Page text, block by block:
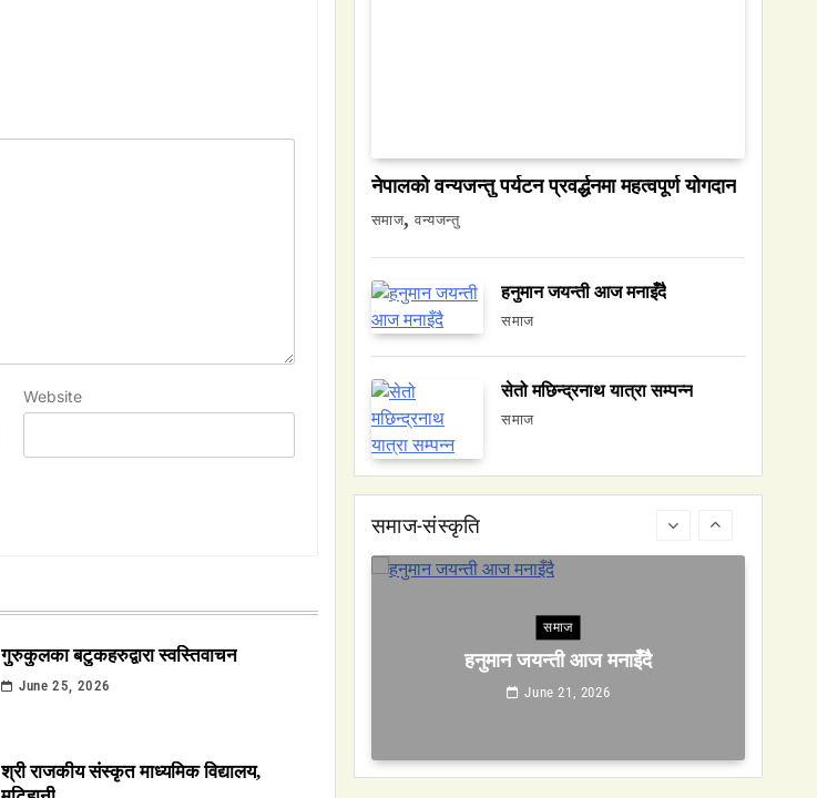
Website
गुरुकुलका बटुकहरुद्वारा स्वस्तिवाचन
June 25, 2026
श्री राजकीय संस्कृत माध्यमिक विद्यालय,
नेपालको वन्यजन्तु पर्यटन प्रवर्द्धनमा महत्वपूर्ण योगदान
समाज वन्यजन्तु
हनुमान जयन्ती आज मनाइँदै
समाज
सेतो मछिन्द्रनाथ यात्रा सम्पन्न
समाज
समाज-संस्कृति
नेपालको वन्यजन्तु पर्यटन प्रवर्द्धनमा महत्वपूर्ण
योगदान
June 21, 2026
हनुमान जयन्ती आज मनाइँदै
समाज
सेतो मछिन्द्रनाथ यात्रा सम्पन्न